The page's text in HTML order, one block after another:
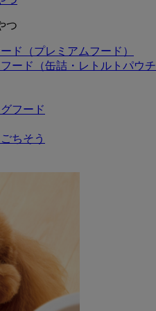
つ
ド（プレミアムフード）
ード（缶詰・レトルトパウ
フード
ちそう